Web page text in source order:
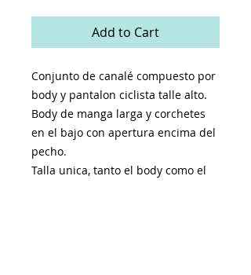
Add to Cart
Conjunto de canalé compuesto por
body y pantalon ciclista talle alto.
Body de manga larga y corchetes
en el bajo con apertura encima del
pecho.
Talla unica, tanto el body como el